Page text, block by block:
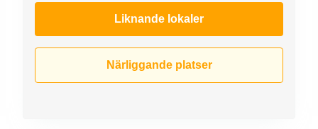
Liknande lokaler
Närliggande platser